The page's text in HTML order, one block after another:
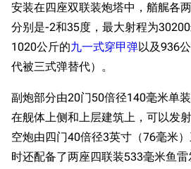
安装在四座双联装炮塔中，艏艉各
分别是-2和35度，最大射程为
1020公斤的九一式穿甲弹以及936
代被三式弹替代）。
副炮部分由20门50倍径140毫米单
在舰体上侧和上层建筑上，可以发
空炮由四门40倍径3英寸（76毫米
时还配备了两座四联装533毫米鱼